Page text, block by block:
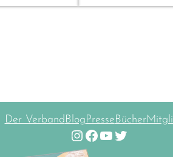
Der VerbandBlogPresseBücher
Instagram Facebook YouTube Twitter